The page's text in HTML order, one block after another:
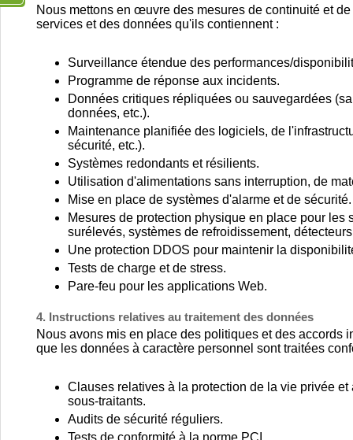
Nous mettons en œuvre des mesures de continuité et
services et des données qu'ils contiennent :
Surveillance étendue des performances/
Programme de réponse aux incidents.
Données critiques répliquées ou sauvegardées
données, etc.).
Maintenance planifiée des logiciels, de
sécurité, etc.).
Systèmes redondants et résilients.
Utilisation d'alimentations sans interruption, de
Mise en place de systèmes d'alarme et de sécurité.
Mesures de protection physique en place pour
surélevés, systèmes de refroidissement,
Une protection DDOS pour maintenir la
Tests de charge et de stress.
Pare-feu pour les applications Web.
4. Instructions relatives au traitement des données
Nous avons mis en place des politiques et des accords
que les données à caractère personnel sont traitées
Clauses relatives à la protection de la vie privée
sous-traitants.
Audits de sécurité réguliers.
Tests de conformité à la norme PCI.